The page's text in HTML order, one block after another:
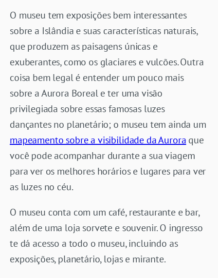
O museu tem exposições bem interessantes
sobre a Islândia e suas características naturais,
que produzem as paisagens únicas e
exuberantes, como os glaciares e vulcões. Outra
coisa bem legal é entender um pouco mais
sobre a Aurora Boreal e ter uma visão
privilegiada sobre essas famosas luzes
dançantes no planetário; o museu tem ainda um
mapeamento sobre a visibilidade da Aurora que
você pode acompanhar durante a sua viagem
para ver os melhores horários e lugares para ver
as luzes no céu.
O museu conta com um café, restaurante e bar,
além de uma loja sorvete e souvenir. O ingresso
te dá acesso a todo o museu, incluindo as
exposições, planetário, lojas e mirante.